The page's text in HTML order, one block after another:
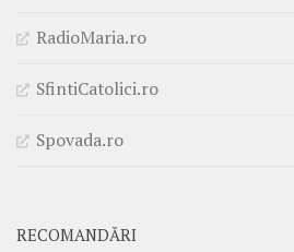
RadioMaria.ro
SfintiCatolici.ro
Spovada.ro
RECOMANDĂRI